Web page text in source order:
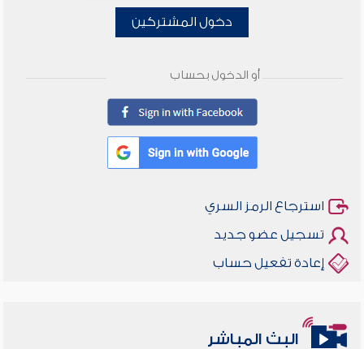
دخول المشتركين
أو الدخول بحساب
استرجاع الرمز السري
تسجيل عضو جديد
إعادة تفعيل حساب
البث المباشر